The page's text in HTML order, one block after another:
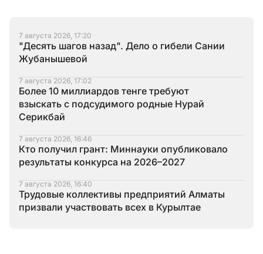
7 августа 2026, 17:20
"Десять шагов назад". Дело о гибели Сании
Жубанышевой
7 августа 2026, 17:02
Более 10 миллиардов тенге требуют
взыскать с подсудимого родные Нурай
Серикбай
7 августа 2026, 16:46
Кто получил грант: Миннауки опубликовало
результаты конкурса на 2026–2027
7 августа 2026, 16:40
Трудовые коллективы предприятий Алматы
призвали участвовать всех в Курылтае